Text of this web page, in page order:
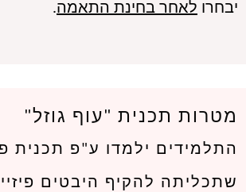
יבחרו לאחר בחינת התאמה.
מטרות תכנית "עוף גוזל"
התלמידים ילמדו ע"פ תכנית
שתכליתה להקיף היבטים